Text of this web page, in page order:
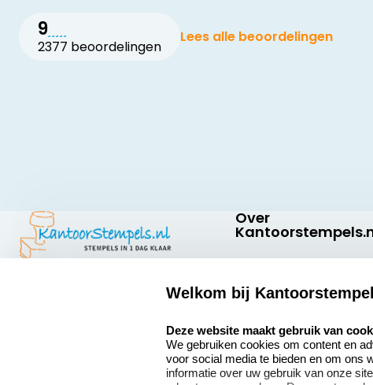
9
2377 beoordelingen
Lees alle beoordelingen
Over
Bedrijfsgegevens
Extra informatie
Onze vacatures
Welkom bij
Deze website maakt gebruik van
We gebruiken cookies om content en
voor social media te bieden en om ons
informatie over uw gebruik van onze